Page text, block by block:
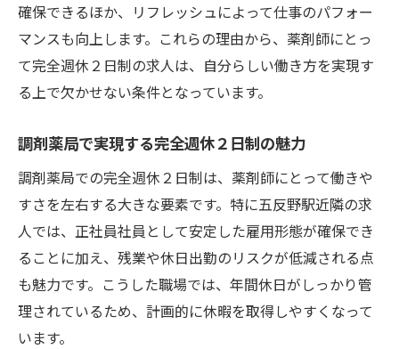
確保できるほか、リフレッシュによって仕事のパフォー
マンスも向上します。これらの理由から、薬剤師にとっ
て完全週休２日制の求人は、自分らしい働き方を実現す
る上で欠かせない条件となっています。
調剤薬局で実現する完全週休２日制の魅力
調剤薬局での完全週休２日制は、薬剤師にとって働きや
すさを左右する大きな要素です。特に五反野駅近隣の求
人では、正社員社員として安定した雇用形態が確保でき
ることに加え、残業や休日出勤のリスクが低減される点
も魅力です。こうした職場では、年間休日がしっかり管
理されているため、計画的に休暇を取得しやすくなって
います。